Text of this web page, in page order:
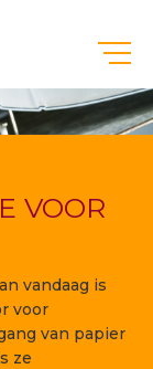
VOOR
vandaag is
voor
van papier
ze